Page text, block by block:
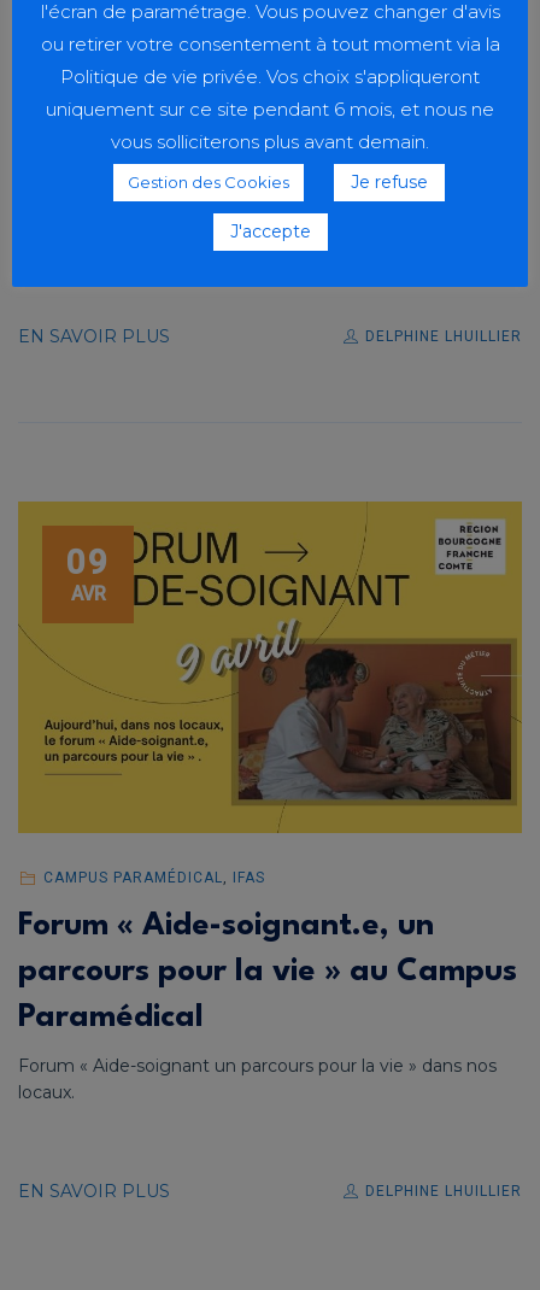
CAMPUS PARAMÉDICAL, IFAS
Ensemble pour la formation des
aides-soignants : réunion
Réunion avec les partenaires de stage de l’IFAS, tuteurs et
EN SAVOIR PLUS DELPHINE LHUILLIER
09
AVR
CAMPUS PARAMÉDICAL, IFAS
Forum « Aide-soignant.e, un
parcours pour la vie » au Campus
Paramédical
Forum « Aide-soignant un parcours pour la vie » dans nos
locaux.
EN SAVOIR PLUS DELPHINE LHUILLIER
l'écran de paramétrage. Vous pouvez changer d'avis
ou retirer votre consentement à tout moment via la
Politique de vie privée. Vos choix s'appliqueront
uniquement sur ce site pendant 6 mois, et nous ne
vous solliciterons plus avant demain.
Gestion des Cookies Je refuse
J'accepte